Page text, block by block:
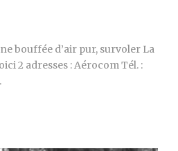
bouffée d’air pur, survoler La
2 adresses : Aérocom Tél. :